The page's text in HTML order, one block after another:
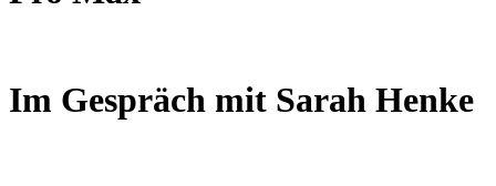
Im Gespräch mit Sarah Henke